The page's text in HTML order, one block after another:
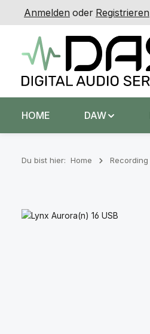
Hauptinhalt springen
Zur Suche springen
Zur Hauptnavigation springen
Anmelden oder Registrieren
HOME DAW
Du bist hier: Home Recording
Bildergalerie überspringen